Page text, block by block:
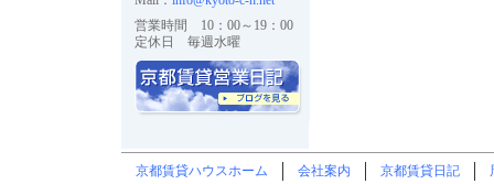
営業時間 10：00～19：00
定休日 毎週水曜
京都賃貸ハウスホーム 会社案内 京都賃貸日記